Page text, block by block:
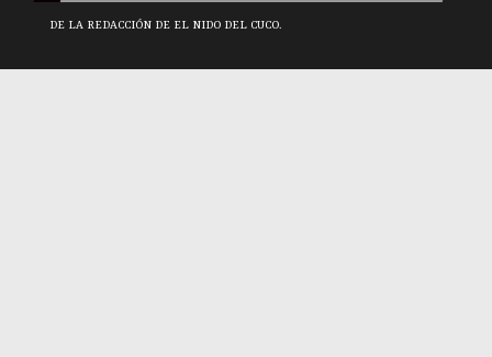
DE LA REDACCIÓN DE EL NIDO DEL CUCO.